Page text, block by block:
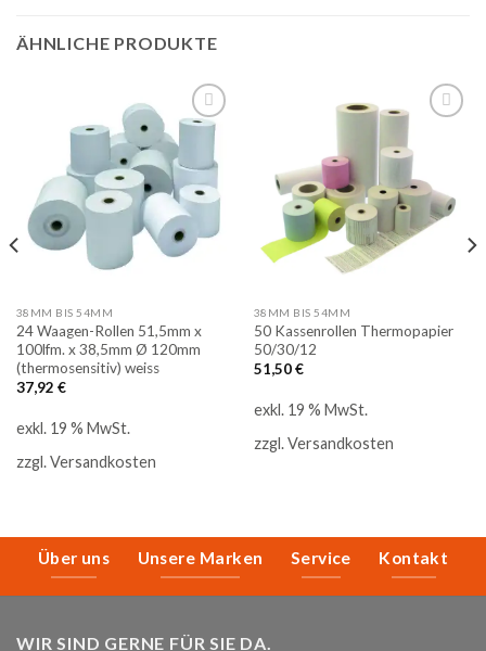
ÄHNLICHE PRODUKTE
die
Merkliste
38MM BIS 54MM
24 Waagen-Rollen 51,5mm x
100lfm. x 38,5mm Ø 120mm
(thermosensitiv) weiss
37,92 €
exkl. 19 % MwSt.
zzgl.Versandkosten
Merkliste
38MM BIS 54MM
50 Kassenrollen Thermopapier
50/30/12
51,50€
exkl. 19 % MwSt.
zzgl.Versandkosten
Über uns Unsere Marken Service Kontakt
WIR SIND GERNE FÜR SIE DA.